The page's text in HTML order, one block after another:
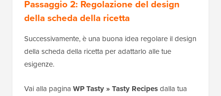
Passaggio 2: Regolazione del design
della scheda della ricetta
Successivamente, è una buona idea regolare il design
della scheda della ricetta per adattarlo alle tue
esigenze.
Vai alla pagina WP Tasty » Tasty Recipesdalla tua